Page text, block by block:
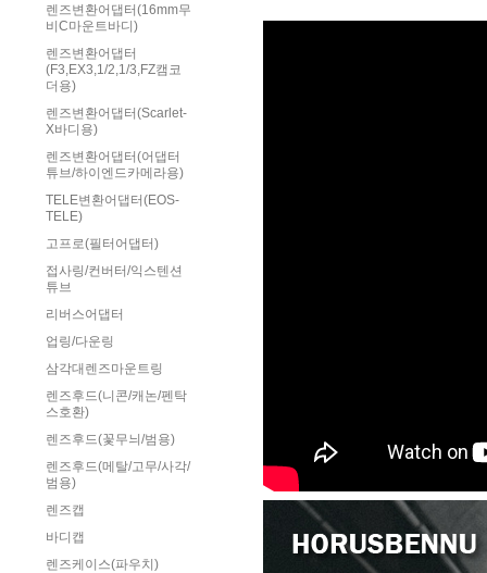
렌즈변환어댑터(16mm무
비C마운트바디)
렌즈변환어댑터
(F3,EX3,1/2,1/3,FZ캠코
더용)
렌즈변환어댑터(Scarlet-
X바디용)
렌즈변환어댑터(어댑터
튜브/하이엔드카메라용)
TELE변환어댑터(EOS-
TELE)
고프로(필터어댑터)
접사링/컨버터/익스텐션
튜브
리버스어댑터
업링/다운링
삼각대렌즈마운트링
렌즈후드(니콘/캐논/펜탁
스호환)
렌즈후드(꽃무늬/범용)
렌즈후드(메탈/고무/사각/
범용)
렌즈캡
바디캡
렌즈케이스(파우치)